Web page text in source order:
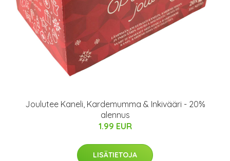
Joulutee Kaneli, Kardemumma & Inkivääri - 20%
alennus
1.99 EUR
LISÄTIETOJA